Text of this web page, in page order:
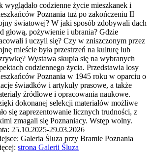
wyglądało codzienne życie mieszkanek i
Poznania tuż po zakończeniu II
światowej? W jaki sposób zdobywali dach
głową, pożywienie i ubrania? Gdzie
i uczyli się? Czy w zniszczonym przez
mieście była przestrzeń na kulturę lub
Wystawa skupia się na wybranych
codziennego życia. Przedstawia losy
Poznania w 1945 roku w oparciu o
świadków i artykuły prasowe, a także
źródłowe i opracowania naukowe.
dokonanej selekcji materiałów możliwe
się zaprezentowanie licznych trudności, z
zmagali się Poznaniacy. Wstęp wolny.
25.10.2025-29.03.2026
Galeria Śluza przy Bramie Poznania
strona Galerii Śluza